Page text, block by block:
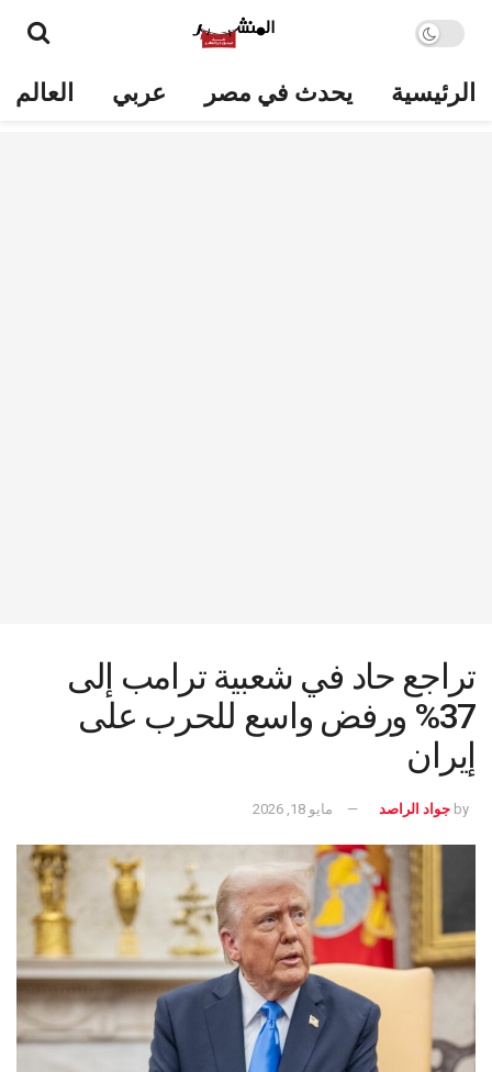
الرئيسية يحدث في مصر عربي العالم
تراجع حاد في شعبية ترامب إلى
37% ورفض واسع للحرب على
إيران
by جواد الراصد مايو 18, 2026